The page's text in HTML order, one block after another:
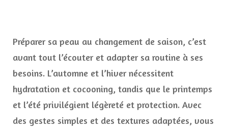
Préparer sa peau au changement de saison, c’est
avant tout l’écouter et adapter sa routine à ses
besoins. L’automne et l’hiver nécessitent
hydratation et cocooning, tandis que le printemps
et l’été privilégient légèreté et protection. Avec
des gestes simples et des textures adaptées, vous